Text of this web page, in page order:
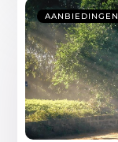
AANBIEDINGEN